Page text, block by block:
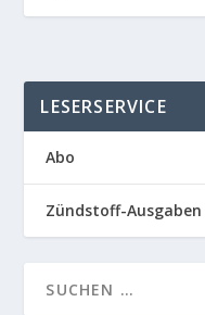
LESERSERVICE
Abo
Zündstoff-Ausgaben